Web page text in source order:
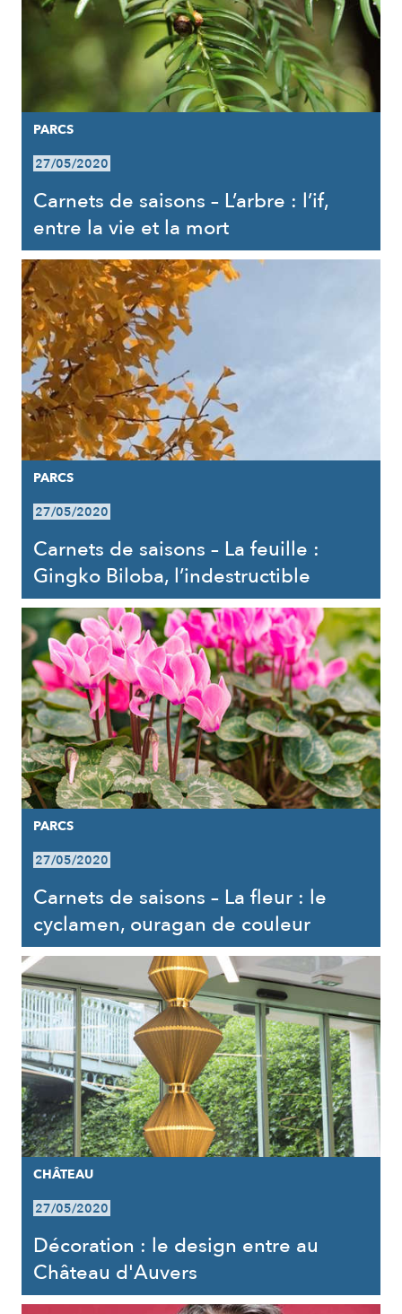
PARCS
27/05/2020
Carnets de saisons – L’arbre : l’if,
entre la vie et la mort
PARCS
27/05/2020
Carnets de saisons – La feuille :
Gingko Biloba, l’indestructible
PARCS
27/05/2020
Carnets de saisons – La fleur : le
cyclamen, ouragan de couleur
CHÂTEAU
27/05/2020
Décoration : le design entre au
Château d'Auvers